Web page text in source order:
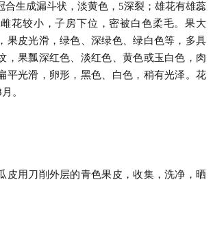
合生成漏斗状，淡黄色，5深裂；雄花有雄蕊
花较小，子房下位，密被白色柔毛。果大
果皮光滑，绿色、深绿色、绿白色等，多具
，果瓢深红色、淡红色、黄色或玉白色，肉
平光滑，卵形，黑色、白色，稍有光泽。花
。
皮用刀削外层的青色果皮，收集，洗净，晒